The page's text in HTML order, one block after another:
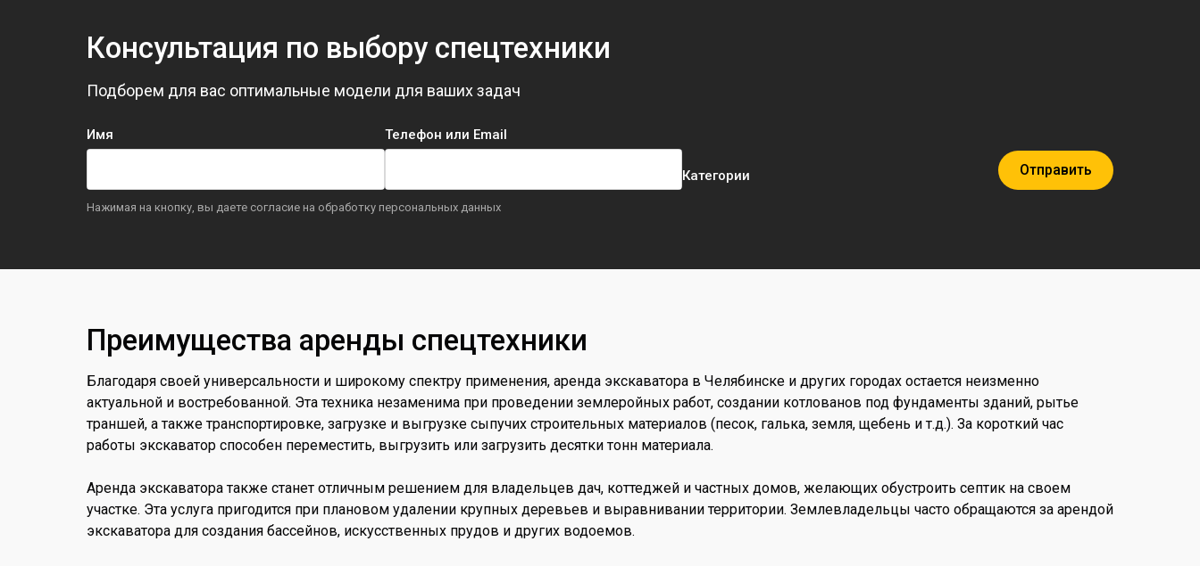
Консультация по выбору спецтехники
Подборем для вас оптимальные модели для ваших задач
Имя Телефон или Email
Категории Отправить
Нажимая на кнопку, вы даете согласие на обработку персональных данных
Преимущества аренды спецтехники
Благодаря своей универсальности и широкому спектру применения, аренда экскаватора в Челябинске и других городах остается неизменно
актуальной и востребованной. Эта техника незаменима при проведении землеройных работ, создании котлованов под фундаменты зданий, рытье
траншей, а также транспортировке, загрузке и выгрузке сыпучих строительных материалов (песок, галька, земля, щебень и т.д.). За короткий час
работы экскаватор способен переместить, выгрузить или загрузить десятки тонн материала.
Аренда экскаватора также станет отличным решением для владельцев дач, коттеджей и частных домов, желающих обустроить септик на своем
участке. Эта услуга пригодится при плановом удалении крупных деревьев и выравнивании территории. Землевладельцы часто обращаются за арендой
экскаватора для создания бассейнов, искусственных прудов и других водоемов.